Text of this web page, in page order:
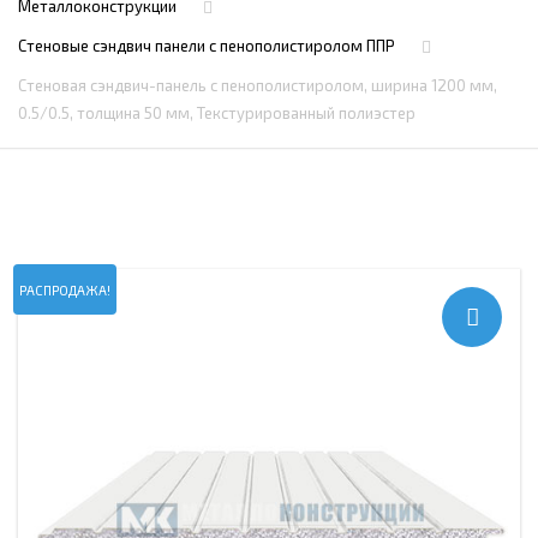
Металлоконструкции
Стеновые сэндвич панели с пенополистиролом ППР
Стеновая сэндвич-панель с пенополистиролом, ширина 1200 мм,
0.5/0.5, толщина 50 мм, Текстурированный полиэстер
РАСПРОДАЖА!